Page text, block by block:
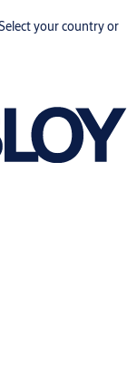
your country or